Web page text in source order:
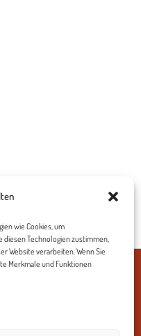
wie Cookies, um
diesen Technologien zustimmen,
Website verarbeiten. Wenn Sie
Merkmale und Funktionen